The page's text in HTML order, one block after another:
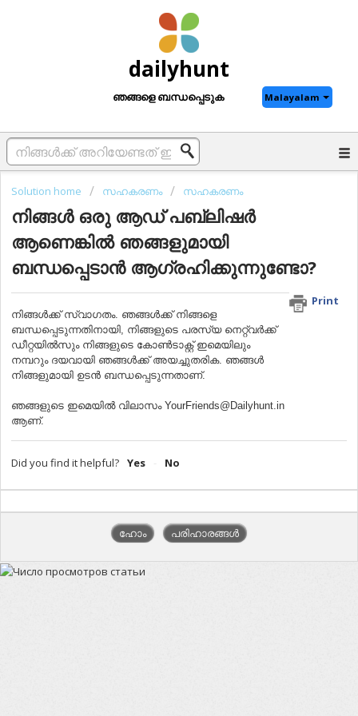
dailyhunt
ഞങ്ങളെ ബന്ധപ്പെടുക Malayalam
Solution home സഹകരണം സഹകരണം
നിങ്ങൾ ഒരു ആഡ് പബ്ലിഷർ
ആണെങ്കിൽ ഞങ്ങളുമായി
ബന്ധപ്പെടാൻ ആഗ്രഹിക്കുന്നുണ്ടോ?
Print
നിങ്ങള്‍ക്ക് സ്വാഗതം. ഞങ്ങൾക്ക് നിങ്ങളെ
ബന്ധപ്പെടുന്നതിനായി, നിങ്ങളുടെ പരസ്യ നെറ്റ്‌വർക്ക്
ഡീറ്റയില്‍സും നിങ്ങളുടെ കോൺടാക്റ്റ് ഇമെയിലും
നമ്പറും ദയവായി ഞങ്ങൾക്ക് അയച്ചുതരിക. ഞങ്ങൾ
നിങ്ങളുമായി ഉടന്‍ ബന്ധപ്പെടുന്നതാണ്.
ഞങ്ങളുടെ ഇമെയിൽ വിലാസം YourFriends@Dailyhunt.in
ആണ്.
Did you find it helpful? Yes No
ഹോം പരിഹാരങ്ങൾ